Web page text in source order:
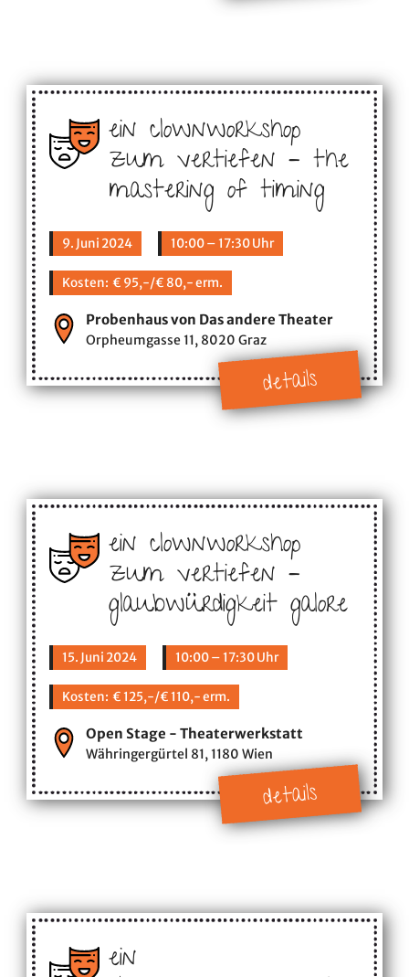
ein clownworkshop
zum vertiefen – the
mastering of timing
9. Juni 2024 10:00 – 17:30 Uhr
Kosten: € 95,-/€ 80,- erm.
Probenhaus von Das andere Theater
Orpheumgasse 11, 8020 Graz
details
ein clownworkshop
zum vertiefen –
glaubwürdigkeit galore
15. Juni 2024 10:00 – 17:30 Uhr
Kosten: € 125,-/€ 110,- erm.
Open Stage - Theaterwerkstatt
Währingergürtel 81, 1180 Wien
details
ein